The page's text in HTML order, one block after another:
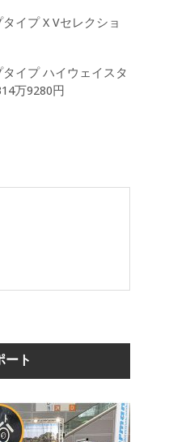
イプ X Vセレクショ
イプ ハイウェイスタ
万9280円
ート